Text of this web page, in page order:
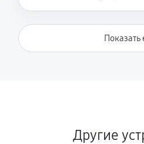
Другие